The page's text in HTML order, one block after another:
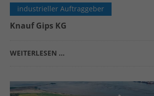
We offer support for our customers
Cybersteel Inc.
376-293 City Road, Suite 600
industrieller Auftraggeber
Knauf Gips KG
WEITERLESEN …